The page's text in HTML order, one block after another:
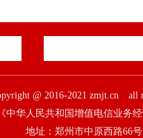
@ 2016-2021 zmjt.cn all
《中华人民共和国增值电信业务
地址：郑州市中原西路66